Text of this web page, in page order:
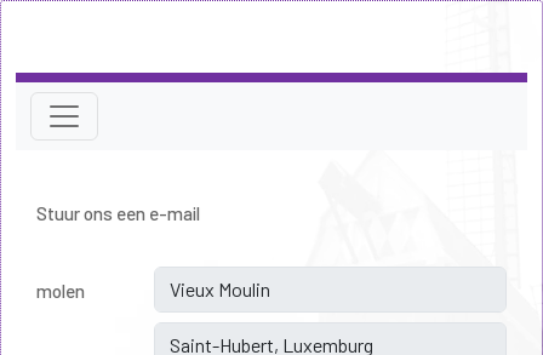
Stuur ons een e-mail
molen